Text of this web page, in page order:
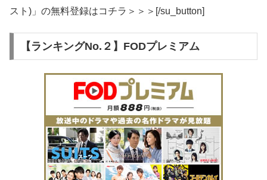
スト)」の無料登録はコチラ＞＞＞[/su_button]
【ランキングNo.２】FODプレミアム